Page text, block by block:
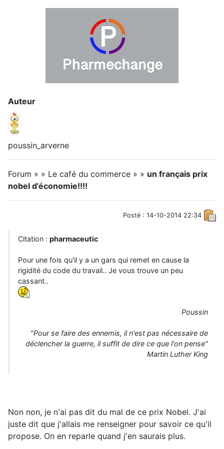
Auteur
poussin_arverne
Forum » » Le café du commerce » » un français prix
nobel d'économie!!!!
Posté : 14-10-2014 22:34
Citation : pharmaceutic
Pour une fois qu'il y a un gars qui remet en cause la
rigidité du code du travail.. Je vous trouve un peu
cassant..
Poussin
"Pour se faire des ennemis, il n'est pas nécessaire de
déclencher la guerre, il suffit de dire ce que l'on pense"
Martin Luther King
Non non, je n'ai pas dit du mal de ce prix Nobel. J'ai
juste dit que j'allais me renseigner pour savoir ce qu'il
propose. On en reparle quand j'en saurais plus.